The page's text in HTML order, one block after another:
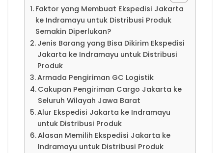
Faktor yang Membuat Ekspedisi Jakarta
ke Indramayu untuk Distribusi Produk
Semakin Diperlukan?
Jenis Barang yang Bisa Dikirim Ekspedisi
Jakarta ke Indramayu untuk Distribusi
Produk
Armada Pengiriman GC Logistik
Cakupan Pengiriman Cargo Jakarta ke
Seluruh Wilayah Jawa Barat
Alur Ekspedisi Jakarta ke Indramayu
untuk Distribusi Produk
Alasan Memilih Ekspedisi Jakarta ke
Indramayu untuk Distribusi Produk